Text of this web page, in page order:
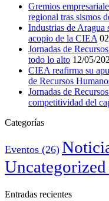
Gremios
regional tras sismos
Industrias de Aragua
acopio de la CIEA
Jornadas de
todo lo alto 12/05/
CIEA reafirma su
de Recursos
Jornadas de
competitividad del
Categorías
Eventos (26)
Uncategorized
Entradas recientes